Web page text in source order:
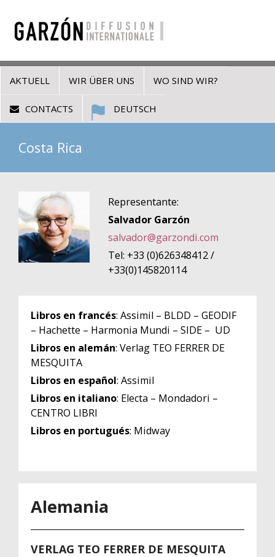
AKTUELL WIR ÜBER UNS WO SIND WIR?
CONTACTS DEUTSCH
Costa Rica
Representante:
Salvador Garzón
salvador@garzondi.com
Tel: +33 (0)626348412 /
+33(0)145820114
Libros en francés: Assimil – BLDD – GEODIF
– Hachette – Harmonia Mundi – SIDE – UD
Libros en alemán: Verlag TEO FERRER DE
MESQUITA
Libros en español: Assimil
Libros en italiano: Electa – Mondadori –
CENTRO LIBRI
Libros en portugués: Midway
Alemania
VERLAG TEO FERRER DE MESQUITA